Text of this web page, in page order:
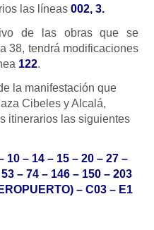
las líneas 002, 3.
de las obras que se
38, tendrá modificaciones
122.
la manifestación que
Cibeles y Alcalá,
itinerarios las siguientes
10 – 14 – 15 – 20 – 27 –
– 74 – 146 – 150 – 203
– C03 – E1